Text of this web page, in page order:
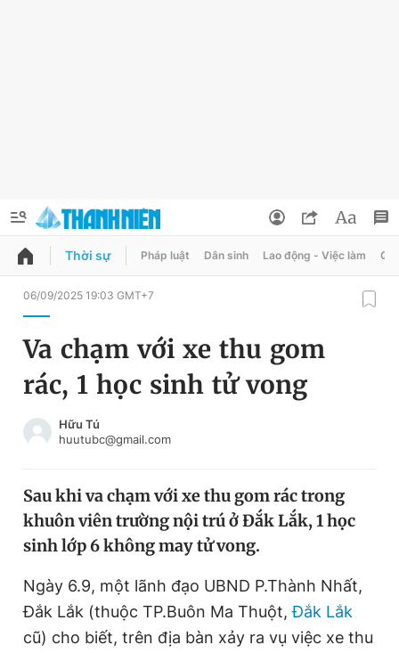
QUẢNG CÁO
Chuyên mục
Chuyên mục khác
Tin thị trường Tin 360
Sản phẩm khác
Đổi mật khẩu
Tin đã lưu
Tin đã xem
Đăng xuất
Thời sự Pháp luật Dân sinh Lao động - Việc làm
06/09/2025 19:03 GMT+7
Va chạm với xe thu gom
rác, 1 học sinh tử vong
Hữu Tú
huutubc@gmail.com
Sau khi va chạm với xe thu gom rác trong
khuôn viên trường nội trú ở Đắk Lắk, 1 học
sinh lớp 6 không may tử vong.
Ngày 6.9, một lãnh đạo UBND P.Thành Nhất,
Đắk Lắk (thuộc TP.Buôn Ma Thuột,Đắk Lắk
cũ) cho biết, trên địa bàn xảy ra vụ việc xe thu